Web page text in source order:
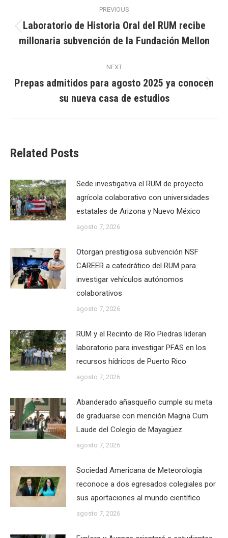
navigation
PREVIOUS
post:
Laboratorio de Historia Oral del RUM recibe
millonaria subvención de la Fundación Mellon
NEXT
Next
post:
Prepas admitidos para agosto 2025 ya conocen
su nueva casa de estudios
Related Posts
Sede investigativa el RUM de proyecto
agrícola colaborativo con universidades
estatales de Arizona y Nuevo México
agosto 7, 2026
Otorgan prestigiosa subvención NSF
CAREER a catedrático del RUM para
investigar vehículos autónomos
colaborativos
agosto 7, 2026
RUM y el Recinto de Río Piedras lideran
laboratorio para investigar PFAS en los
recursos hídricos de Puerto Rico
agosto 7, 2026
Abanderado añasqueño cumple su meta
de graduarse con mención Magna Cum
Laude del Colegio de Mayagüez
agosto 7, 2026
Sociedad Americana de Meteorología
reconoce a dos egresados colegiales por
sus aportaciones al mundo científico
agosto 7, 2026